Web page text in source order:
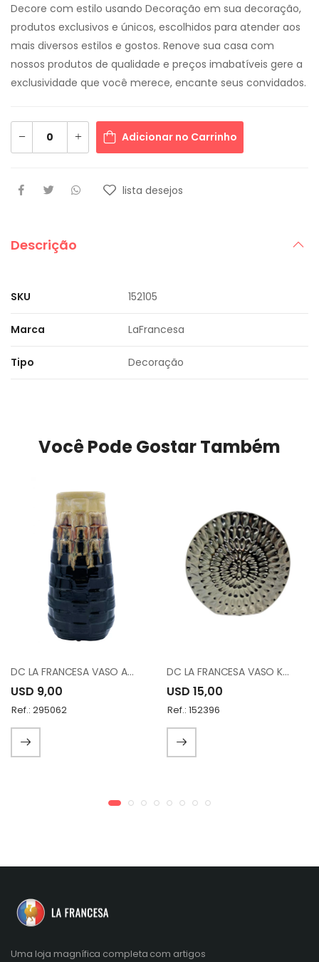
Decore com estilo usando Decoração em sua decoração,
produtos exclusivos e únicos, escolhidos para atender aos
mais diversos estilos e gostos. Renove sua casa com
nossos produtos de qualidade e preços imabatíveis gere a
exclusividade que você merece, encante seus convidados.
Adicionar no Carrinho
lista desejos
Descrição
SKU 152105
Marca LaFrancesa
Tipo Decoração
Você Pode Gostar Também
DC LA FRANCESA VASO A83162-K1534-A13
USD 9,00
Ref.: 295062
DC LA FRANCESA VASO K8790A 12.25"
USD 15,00
Ref.: 152396
Uma loja magnífica completa com artigos